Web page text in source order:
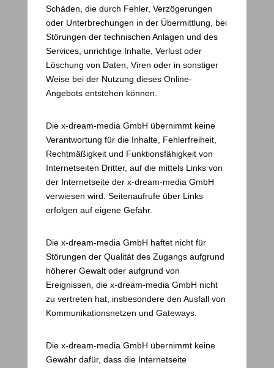
Schäden, die durch Fehler, Verzögerungen
oder Unterbrechungen in der Übermittlung, bei
Störungen der technischen Anlagen und des
Services, unrichtige Inhalte, Verlust oder
Löschung von Daten, Viren oder in sonstiger
Weise bei der Nutzung dieses Online-
Angebots entstehen können.
Die x-dream-media GmbH übernimmt keine
Verantwortung für die Inhalte, Fehlerfreiheit,
Rechtmäßigkeit und Funktionsfähigkeit von
Internetseiten Dritter, auf die mittels Links von
der Internetseite der x-dream-media GmbH
verwiesen wird. Seitenaufrufe über Links
erfolgen auf eigene Gefahr.
Die x-dream-media GmbH haftet nicht für
Störungen der Qualität des Zugangs aufgrund
höherer Gewalt oder aufgrund von
Ereignissen, die x-dream-media GmbH nicht
zu vertreten hat, insbesondere den Ausfall von
Kommunikationsnetzen und Gateways.
Die x-dream-media GmbH übernimmt keine
Gewähr dafür, dass die Internetseite